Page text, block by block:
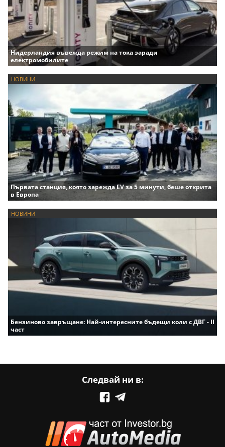
Нидерландия въвежда режим на тока заради
електромобилите
НОВИНИ
Първата станция, която зарежда EV за 5 минути, беше открита
в Европа
НОВИНИ
Бензиново завръщане: Най-интересните бъдещи коли с ДВГ - II
част
Следвай ни в: